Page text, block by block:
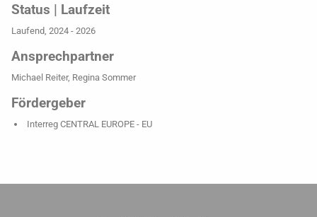
Status | Laufzeit
Laufend, 2024 - 2026
Ansprechpartner
Michael Reiter, Regina Sommer
Fördergeber
InterregCENTRAL EUROPE - EU